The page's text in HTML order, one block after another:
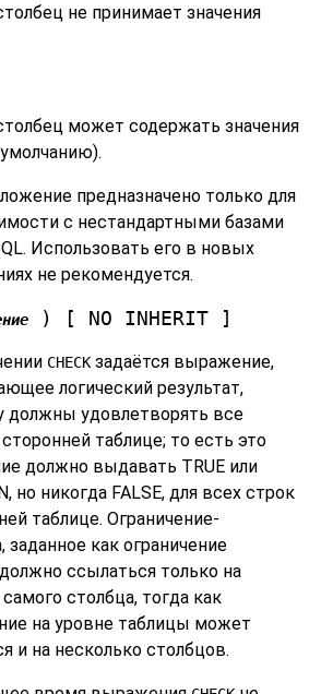
не принимает значения
может содержать значения
предназначено только для
с нестандартными базами
Использовать его в новых
не рекомендуется.
) [ NO INHERIT ]
CHECK задаётся выражение,
логический результат,
должны удовлетворять все
таблице; то есть это
должно выдавать TRUE или
но никогда FALSE, для всех строк
таблице. Ограничение-
заданное как ограничение
ссылаться только на
столбца, тогда как
на уровне таблицы может
и на несколько столбцов.